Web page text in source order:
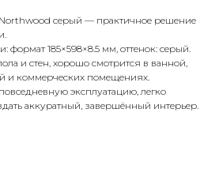
Northwood серый — практичное решение
формат 185×598×8.5 мм, оттенок: серый.
и стен, хорошо смотрится в ванной,
и коммерческих помещениях.
эксплуатацию, легко
аккуратный, завершённый интерьер.